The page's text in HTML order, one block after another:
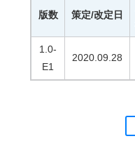
版数 策定/改定日
1.0-
E1
2020.09.28